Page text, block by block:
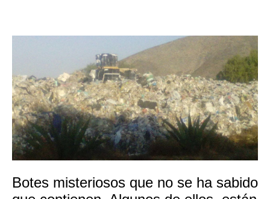
Botes misteriosos que no se ha sabido